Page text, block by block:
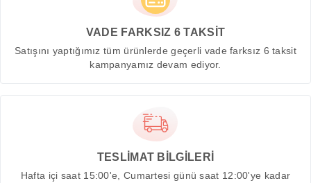
VADE FARKSIZ 6 TAKSİT
Satışını yaptığımız tüm ürünlerde geçerli vade farksız 6 taksit
kampanyamız devam ediyor.
TESLİMAT BİLGİLERİ
Hafta içi saat 15:00'e, Cumartesi günü saat 12:00'ye kadar